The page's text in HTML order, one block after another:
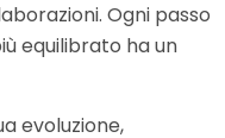
Ogni passo
equilibrato ha un
evoluzione,